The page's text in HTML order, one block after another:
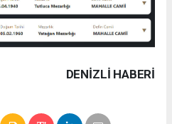
DENIZLI HABERİ